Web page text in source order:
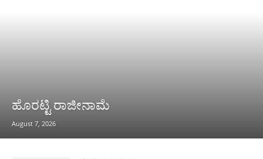
ಹೊರಟ್ಟಿ ರಾಜೀನಾಮೆ
August 7, 2026